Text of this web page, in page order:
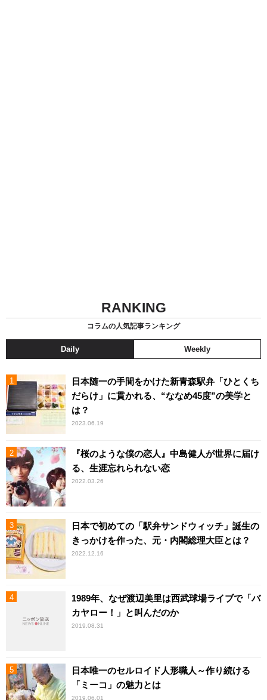
RANKING
コラムの人気記事ランキング
Daily Weekly
日本随一の手間をかけた新青森駅弁「ひとくち
だらけ」に貫かれる、“ななめ45度”の美学と
は？
2023.06.19
『桜のような僕の恋人』中島健人が世界に届け
る、生涯忘れられない恋
2022.03.26
日本で初めての「駅弁サンドウィッチ」誕生の
きっかけを作った、元・内閣総理大臣とは？
2022.12.16
1989年、なぜ渡辺美里は西武球場ライブで「バ
カヤロー！」と叫んだのか
2019.08.31
日本唯一のセルロイド人形職人～作り続ける
「ミーコ」の魅力とは
2019.06.01